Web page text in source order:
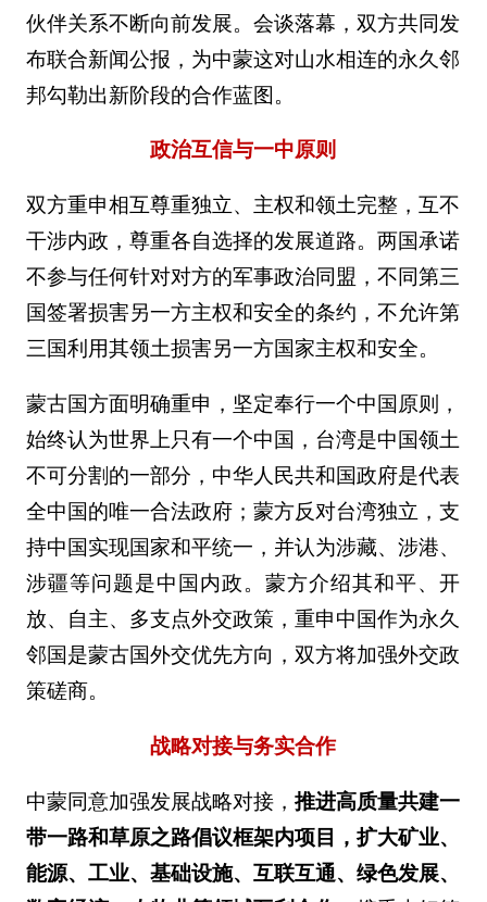
伙伴关系不断向前发展。会谈落幕，双方共同发
布联合新闻公报，为中蒙这对山水相连的永久邻
邦勾勒出新阶段的合作蓝图。
政治互信与一中原则
双方重申相互尊重独立、主权和领土完整，互不
干涉内政，尊重各自选择的发展道路。两国承诺
不参与任何针对对方的军事政治同盟，不同第三
国签署损害另一方主权和安全的条约，不允许第
三国利用其领土损害另一方国家主权和安全。
蒙古国方面明确重申，坚定奉行一个中国原则，
始终认为世界上只有一个中国，台湾是中国领土
不可分割的一部分，中华人民共和国政府是代表
全中国的唯一合法政府；蒙方反对台湾独立，支
持中国实现国家和平统一，并认为涉藏、涉港、
涉疆等问题是中国内政。蒙方介绍其和平、开
放、自主、多支点外交政策，重申中国作为永久
邻国是蒙古国外交优先方向，双方将加强外交政
策磋商。
战略对接与务实合作
中蒙同意加强发展战略对接， 推进高质量共建一
带一路和草原之路倡议框架内项目，扩大矿业、
能源、工业、基础设施、互联互通、绿色发展、